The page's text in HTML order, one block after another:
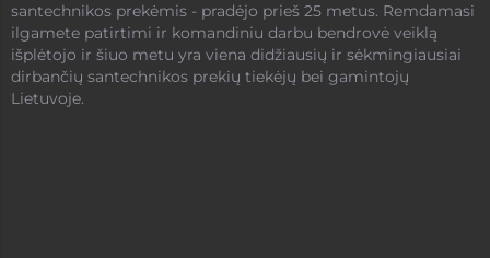
santechnikos prekėmis - pradėjo prieš 25 metus. Remdamasi
ilgamete patirtimi ir komandiniu darbu bendrovė veiklą
išplėtojo ir šiuo metu yra viena didžiausių ir sėkmingiausiai
dirbančių santechnikos prekių tiekėjų bei gamintojų
Lietuvoje.